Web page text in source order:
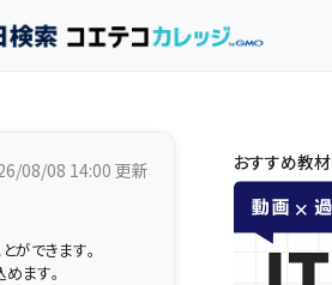
08/08 14:00更新
できます。
ます。
おすすめ教材